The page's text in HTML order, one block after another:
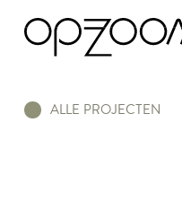
ALLE PROJECTEN